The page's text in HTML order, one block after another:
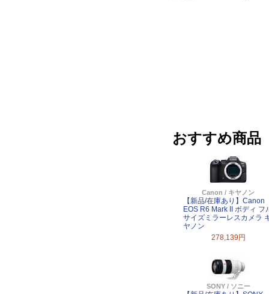
おすすめ商品
Canon / キヤノン
【新品/在庫あり】Canon
EOS R6 Mark II ボディ フ
サイズミラーレスカメラ
ヤノン
278,139円
SONY / ソニー